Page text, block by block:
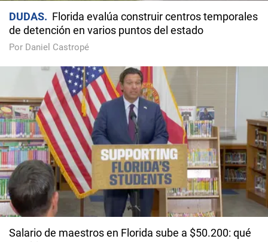
DUDAS
Florida evalúa construir centros temporales
de detención en varios puntos del estado
Por Daniel Castropé
Salario de maestros en Florida sube a $50.200: qué